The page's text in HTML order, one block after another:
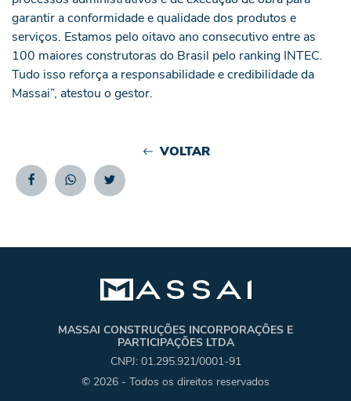
garantir a conformidade e qualidade dos produtos e
serviços. Estamos pelo oitavo ano consecutivo entre as
100 maiores construtoras do Brasil pelo ranking INTEC.
Tudo isso reforça a responsabilidade e credibilidade da
Massai”, atestou o gestor.
VOLTAR
FacebookWhatsappTwitter
MASSAI CONSTRUÇÕES INCORPORAÇÕES E
PARTICIPAÇÕES LTDA
CNPJ: 01.295.921/0001-91
© 2026 - Todos os direitos reservados